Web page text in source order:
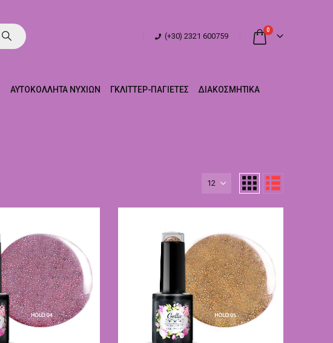
(+30) 2321 600759
0
ΑΥΤΟΚΌΛΛΗΤΑ ΝΥΧΙΏΝ ΓΚΛΊΤΤΕΡ-ΠΑΓΙΈΤΕΣ ΔΙΑΚΟΣΜΗΤΙΚΆ